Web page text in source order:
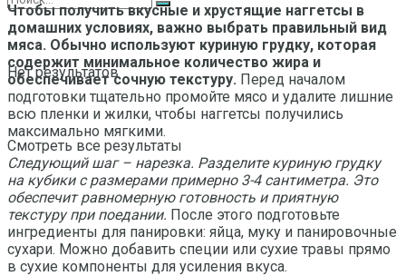
Нет результатов
Смотреть все результаты
Чтобы получить вкусные и хрустящие наггетсы в
домашних условиях, важно выбрать правильный вид
мяса. Обычно используют куриную грудку, которая
содержит минимальное количество жира и
обеспечивает сочную текстуру. Перед началом
подготовки тщательно промойте мясо и удалите лишние
всю пленки и жилки, чтобы наггетсы получились
максимально мягкими.
Следующий шаг – нарезка. Разделите куриную грудку
на кубики с размерами примерно 3-4 сантиметра. Это
обеспечит равномерную готовность и приятную
текстуру при поедании. После этого подготовьте
ингредиенты для панировки: яйца, муку и панировочные
сухари. Можно добавить специи или сухие травы прямо
в сухие компоненты для усиления вкуса.